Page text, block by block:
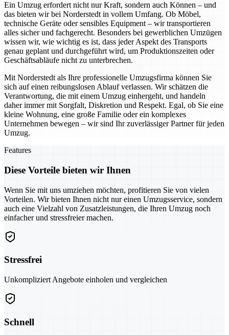
Ein Umzug erfordert nicht nur Kraft, sondern auch Können – und
das bieten wir bei Norderstedt in vollem Umfang. Ob Möbel,
technische Geräte oder sensibles Equipment – wir transportieren
alles sicher und fachgerecht. Besonders bei gewerblichen Umzügen
wissen wir, wie wichtig es ist, dass jeder Aspekt des Transports
genau geplant und durchgeführt wird, um Produktionszeiten oder
Geschäftsabläufe nicht zu unterbrechen.
Mit Norderstedt als Ihre professionelle Umzugsfirma können Sie
sich auf einen reibungslosen Ablauf verlassen. Wir schätzen die
Verantwortung, die mit einem Umzug einhergeht, und handeln
daher immer mit Sorgfalt, Diskretion und Respekt. Egal, ob Sie eine
kleine Wohnung, eine große Familie oder ein komplexes
Unternehmen bewegen – wir sind Ihr zuverlässiger Partner für jeden
Umzug.
Features
Diese Vorteile bieten wir Ihnen
Wenn Sie mit uns umziehen möchten, profitieren Sie von vielen
Vorteilen. Wir bieten Ihnen nicht nur einen Umzugsservice, sondern
auch eine Vielzahl von Zusatzleistungen, die Ihren Umzug noch
einfacher und stressfreier machen.
Stressfrei
Unkompliziert Angebote einholen und vergleichen
Schnell